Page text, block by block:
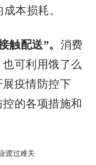
本损耗。
触配送”。 消费
可利用饿了么
展疫情防控下
的各项措施和